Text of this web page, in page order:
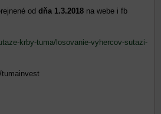
od dňa 1.3.2018 na webe i fb
krby-tuma/losovanie-vyhercov-sutazi-
tumainvest